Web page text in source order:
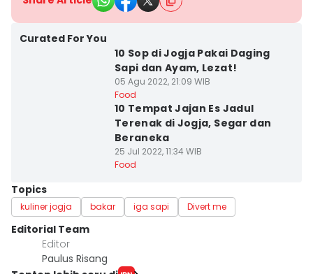
Curated For You
10 Sop di Jogja Pakai Daging
Sapi dan Ayam, Lezat!
05 Agu 2022, 21:09 WIB
Food
10 Tempat Jajan Es Jadul
Terenak di Jogja, Segar dan
Beraneka
25 Jul 2022, 11:34 WIB
Food
Topics
kuliner jogja bakar iga sapi Divert me
Editorial Team
Editor
Paulus Risang